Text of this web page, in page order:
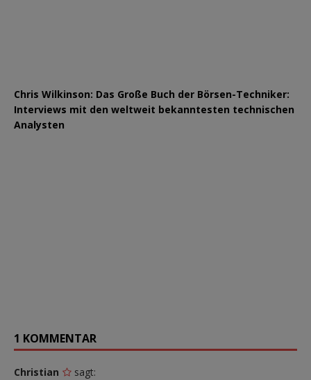
Chris Wilkinson: Das Große Buch der Börsen-Techniker:
Interviews mit den weltweit bekanntesten technischen
Analysten
1 KOMMENTAR
Christian sagt: